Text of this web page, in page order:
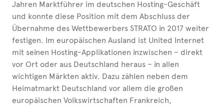
Jahren Marktführer im deutschen Hosting-Geschäft
und konnte diese Position mit dem Abschluss der
Übernahme des Wettbewerbers STRATO in 2017 weiter
festigen. Im europäischen Ausland ist United Internet
mit seinen Hosting-Applikationen inzwischen – direkt
vor Ort oder aus Deutschland heraus – in allen
wichtigen Märkten aktiv. Dazu zählen neben dem
Heimatmarkt Deutschland vor allem die großen
europäischen Volkswirtschaften Frankreich,